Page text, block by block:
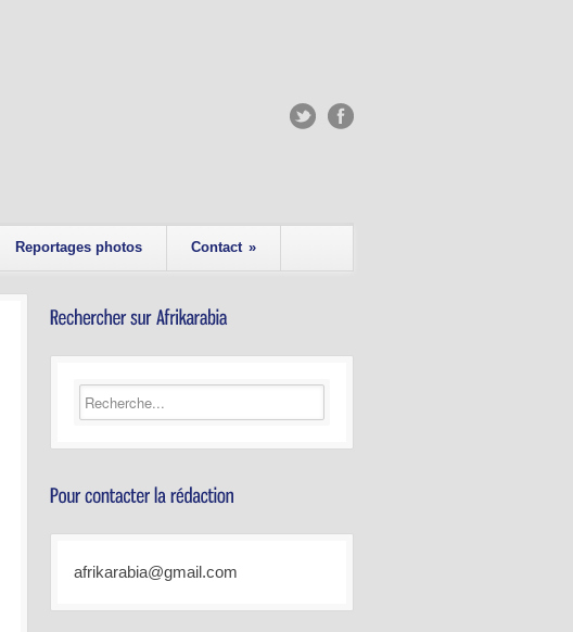
Reportages photos Contact »
afrikarabia@gmail.com